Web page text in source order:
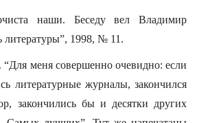
наши. Беседу вел Владимир
1998, № 11.
меня совершенно очевидно: если
литературные журналы, закончился
закончились бы и десятки других